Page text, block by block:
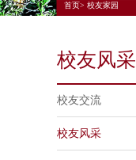
首页> 校友家园
校友风采
校友交流
校友风采